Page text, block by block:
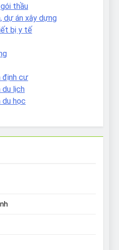
thầu
dự án xây dựng
bị y tế
định cư
du lịch
du học